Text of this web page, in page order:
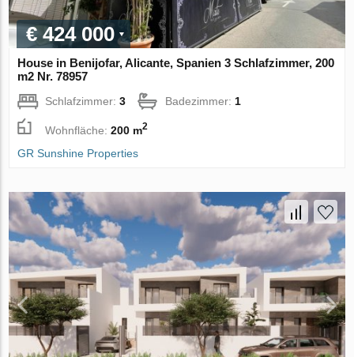
€ 424 000
House in Benijofar, Alicante, Spanien 3 Schlafzimmer, 200
m2 Nr. 78957
Schlafzimmer:3 Badezimmer: 1
Wohnfläche:200 m2
GR Sunshine Properties